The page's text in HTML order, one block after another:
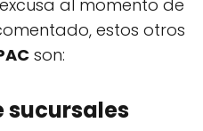
al momento de
estos otros
son:
sucursales